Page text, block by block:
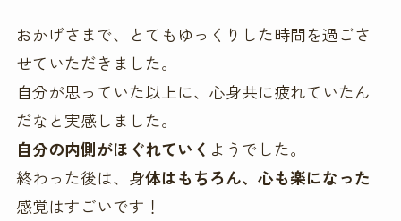
おかげさまで、とてもゆっくりした時間を過ごさ
せていただきました。
自分が思っていた以上に、心身共に疲れていたん
だなと実感しました。
自分の内側がほぐれていく ようでした。
終わった後は、身体はもちろん、心も楽になった
感覚はすごいです！